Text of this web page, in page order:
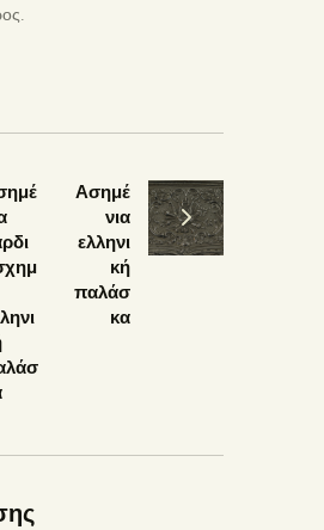
Ασημέ
νια
ελληνι
κή
παλάσ
κα